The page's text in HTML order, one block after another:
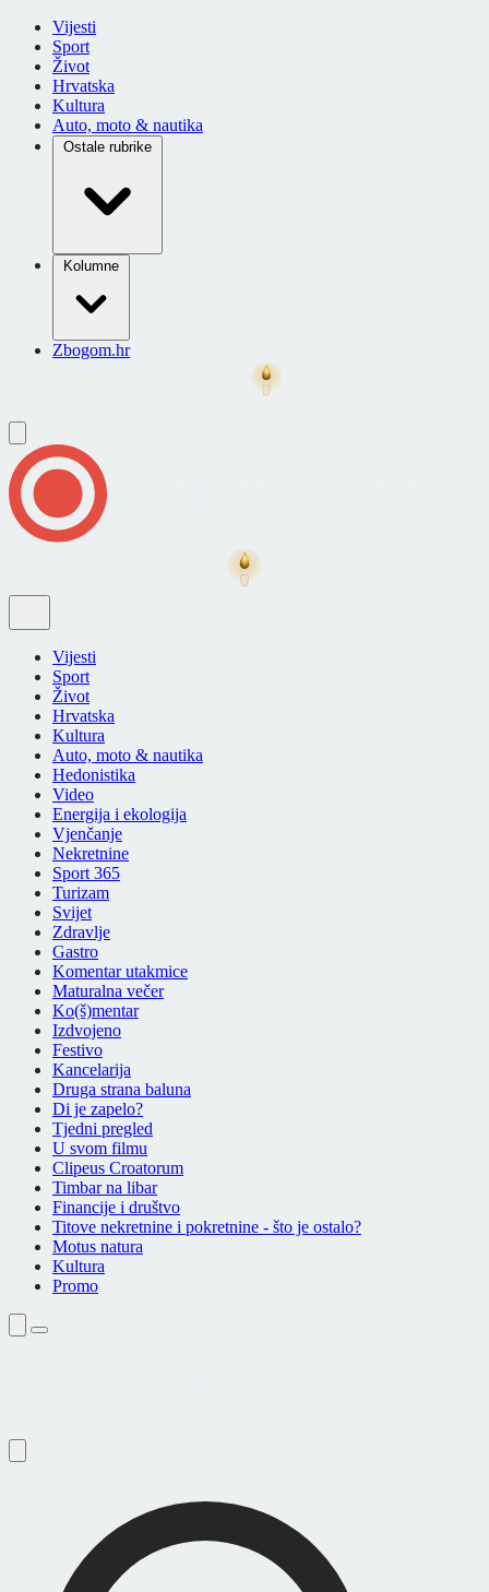
Vijesti
Sport
Život
Hrvatska
Kultura
Auto, moto & nautika
Ostale rubrike
Kolumne
Zbogom.hr
Vijesti
Sport
Život
Hrvatska
Kultura
Auto, moto & nautika
Hedonistika
Video
Energija i ekologija
Vjenčanje
Nekretnine
Sport 365
Turizam
Svijet
Zdravlje
Gastro
Komentar utakmice
Maturalna večer
Ko(š)mentar
Izdvojeno
Festivo
Kancelarija
Druga strana baluna
Di je zapelo?
Tjedni pregled
U svom filmu
Clipeus Croatorum
Timbar na libar
Financije i društvo
Titove nekretnine i pokretnine - što je ostalo?
Motus natura
Kultura
Promo